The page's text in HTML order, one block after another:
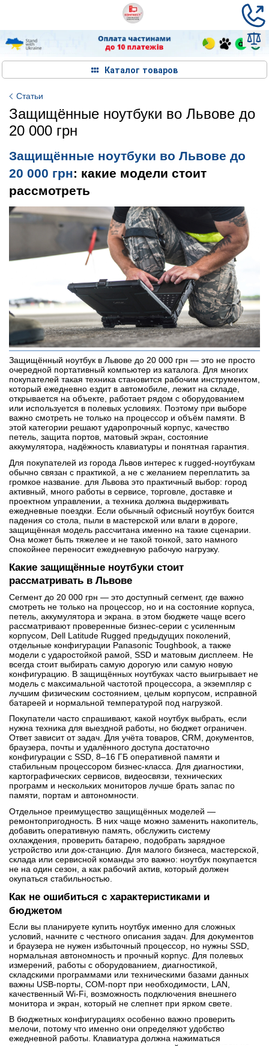
Каталог товаров
Статьи
Защищённые ноутбуки во Львове до
20 000 грн
Защищённые ноутбуки во Львове до
20 000 грн: какие модели стоит
рассмотреть
Защищённый ноутбук в Львове до 20 000 грн — это не просто
очередной портативный компьютер из каталога. Для многих
покупателей такая техника становится рабочим инструментом,
который ежедневно ездит в автомобиле, лежит на складе,
открывается на объекте, работает рядом с оборудованием
или используется в полевых условиях. Поэтому при выборе
важно смотреть не только на процессор и объём памяти. В
этой категории решают ударопрочный корпус, качество
петель, защита портов, матовый экран, состояние
аккумулятора, надёжность клавиатуры и понятная гарантия.
Для покупателей из города Львов интерес к rugged-ноутбукам
обычно связан с практикой, а не с желанием переплатить за
громкое название. для Львова это практичный выбор: город
активный, много работы в сервисе, торговле, доставке и
проектном управлении, а техника должна выдерживать
ежедневные поездки. Если обычный офисный ноутбук боится
падения со стола, пыли в мастерской или влаги в дороге,
защищённая модель рассчитана именно на такие сценарии.
Она может быть тяжелее и не такой тонкой, зато намного
спокойнее переносит ежедневную рабочую нагрузку.
Какие защищённые ноутбуки стоит
рассматривать в Львове
Сегмент до 20 000 грн — это доступный сегмент, где важно
смотреть не только на процессор, но и на состояние корпуса,
петель, аккумулятора и экрана. в этом бюджете чаще всего
рассматривают проверенные бизнес-серии с усиленным
корпусом, Dell Latitude Rugged предыдущих поколений,
отдельные конфигурации Panasonic Toughbook, а также
модели с ударостойкой рамой, SSD и матовым дисплеем. Не
всегда стоит выбирать самую дорогую или самую новую
конфигурацию. В защищённых ноутбуках часто выигрывает не
модель с максимальной частотой процессора, а экземпляр с
лучшим физическим состоянием, целым корпусом, исправной
батареей и нормальной температурой под нагрузкой.
Покупатели часто спрашивают, какой ноутбук выбрать, если
нужна техника для выездной работы, но бюджет ограничен.
Ответ зависит от задач. Для учёта товаров, CRM, документов,
браузера, почты и удалённого доступа достаточно
конфигурации с SSD, 8–16 ГБ оперативной памяти и
стабильным процессором бизнес-класса. Для диагностики,
картографических сервисов, видеосвязи, технических
программ и нескольких мониторов лучше брать запас по
памяти, портам и автономности.
Отдельное преимущество защищённых моделей —
ремонтопригодность. В них чаще можно заменить накопитель,
добавить оперативную память, обслужить систему
охлаждения, проверить батарею, подобрать зарядное
устройство или док-станцию. Для малого бизнеса, мастерской,
склада или сервисной команды это важно: ноутбук покупается
не на один сезон, а как рабочий актив, который должен
окупаться стабильностью.
Как не ошибиться с характеристиками и
бюджетом
Если вы планируете купить ноутбук именно для сложных
условий, начните с честного описания задач. Для документов
и браузера не нужен избыточный процессор, но нужны SSD,
нормальная автономность и прочный корпус. Для полевых
измерений, работы с оборудованием, диагностикой,
складскими программами или техническими базами данных
важны USB-порты, COM-порт при необходимости, LAN,
качественный Wi‑Fi, возможность подключения внешнего
монитора и экран, который не слепнет при ярком свете.
В бюджетных конфигурациях особенно важно проверить
мелочи, потому что именно они определяют удобство
ежедневной работы. Клавиатура должна нажиматься